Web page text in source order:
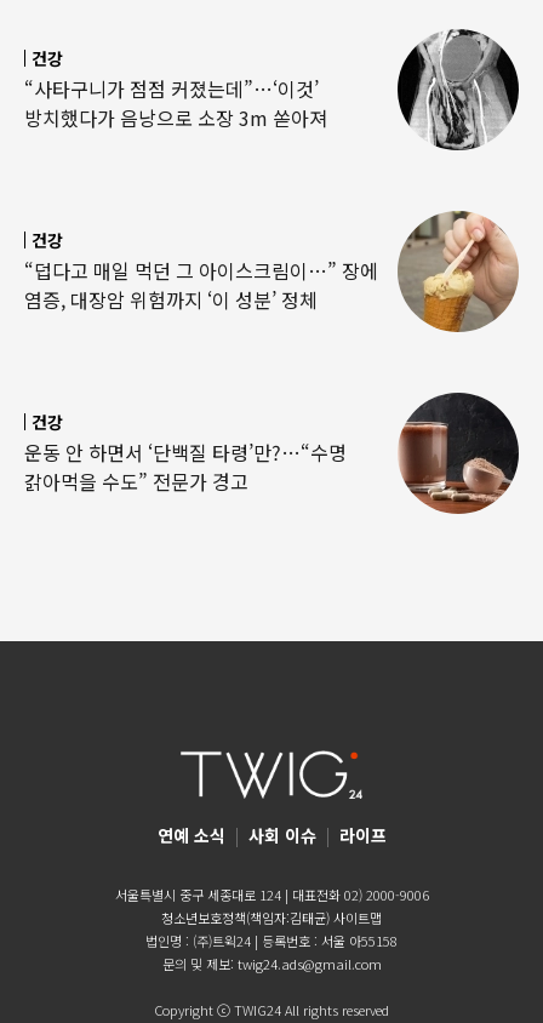
건강
“사타구니가 점점 커졌는데”…‘이것’
방치했다가 음낭으로 소장 3m 쏟아져
건강
“덥다고 매일 먹던 그 아이스크림이…” 장에
염증, 대장암 위험까지 ‘이 성분’ 정체
건강
운동 안 하면서 ‘단백질 타령’만?…“수명
갉아먹을 수도” 전문가 경고
연예 소식 | 사회 이슈 | 라이프
서울특별시 중구 세종대로 124 | 대표전화 02) 2000-9006
청소년보호정책(책임자:김태균)사이트맵
법인명 : (주)트윅24 | 등록번호 : 서울 아55158
문의 및 제보: twig24.ads@gmail.com
Copyright ⓒ TWIG24 All rights reserved